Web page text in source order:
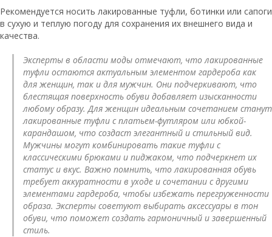
Рекомендуется носить лакированные туфли, ботинки или сапоги
в сухую и теплую погоду для сохранения их внешнего вида и
качества.
Эксперты в области моды отмечают, что лакированные
туфли остаются актуальным элементом гардероба как
для женщин, так и для мужчин. Они подчеркивают, что
блестящая поверхность обуви добавляет изысканности
любому образу. Для женщин идеальным сочетанием станут
лакированные туфли с платьем-футляром или юбкой-
карандашом, что создаст элегантный и стильный вид.
Мужчины могут комбинировать такие туфли с
классическими брюками и пиджаком, что подчеркнет их
статус и вкус. Важно помнить, что лакированная обувь
требует аккуратности в уходе и сочетании с другими
элементами гардероба, чтобы избежать перегруженности
образа. Эксперты советуют выбирать аксессуары в тон
обуви, что поможет создать гармоничный и завершенный
стиль.